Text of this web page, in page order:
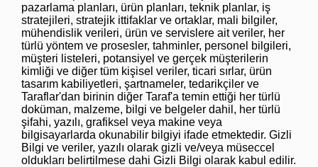
pazarlama planları, ürün planları, teknik planlar, iş
stratejileri, stratejik ittifaklar ve ortaklar, mali bilgiler,
mühendislik verileri, ürün ve servislere ait veriler, her
türlü yöntem ve prosesler, tahminler, personel bilgileri,
müşteri listeleri, potansiyel ve gerçek müşterilerin
kimliği ve diğer tüm kişisel veriler, ticari sırlar, ürün
tasarım kabiliyetleri, şartnameler, tedarikçiler ve
Taraflar'dan birinin diğer Taraf'a temin ettiği her türlü
doküman, malzeme, bilgi ve belgeler dahil, her türlü
şifahi, yazılı, grafiksel veya makine veya
bilgisayarlarda okunabilir bilgiyi ifade etmektedir. Gizli
Bilgi ve veriler, yazılı olarak gizli ve/veya müseccel
oldukları belirtilmese dahi Gizli Bilgi olarak kabul edilir.